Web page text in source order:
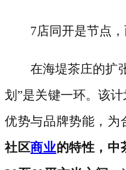
7店同开是节点，
在海堤茶庄的扩
划”是关键一环。该
优势与品牌势能，为
社区商业的特性，中